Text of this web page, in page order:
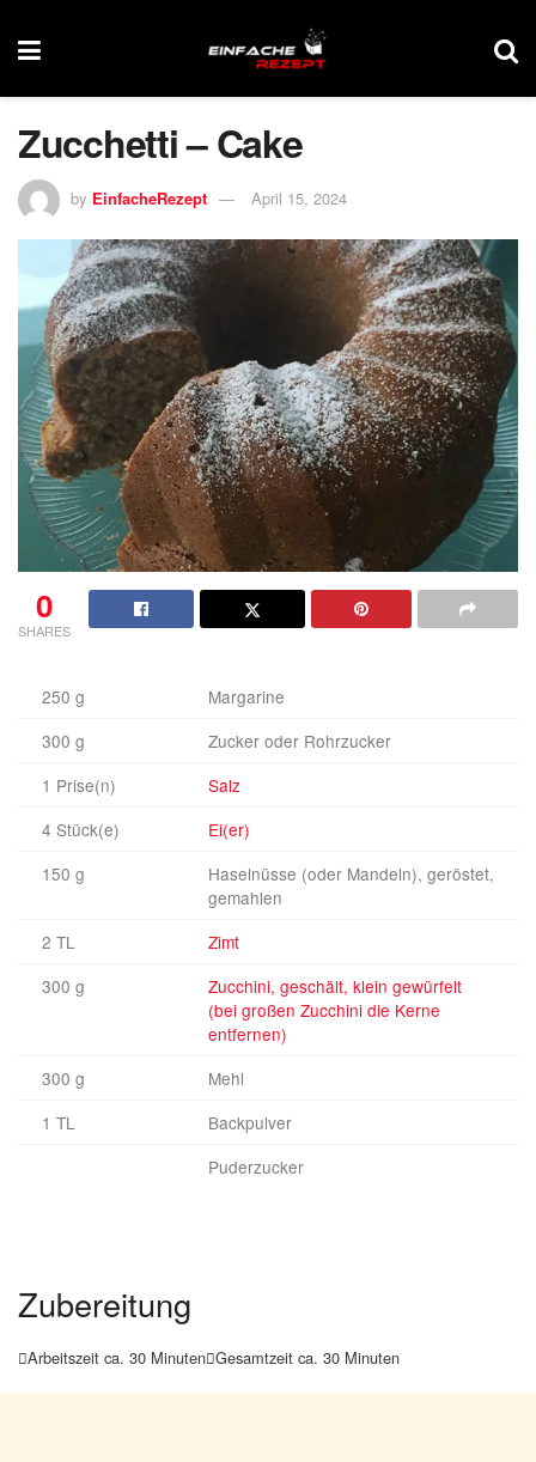
Zucchetti – Cake
by EinfacheRezept April 15, 2024
0
SHARES
250 g
Margarine
300 g
Zucker oder Rohrzucker
1 Prise(n)
Salz
4 Stück(e)
Ei(er)
150 g
Haselnüsse (oder Mandeln), geröstet,
gemahlen
2 TL
Zimt
300 g
Zucchini, geschält, klein gewürfelt
(bei großen Zucchini die Kerne
entfernen)
300 g
Mehl
1 TL
Backpulver
Puderzucker
Zubereitung
Arbeitszeit ca. 30 MinutenGesamtzeit ca. 30 Minuten